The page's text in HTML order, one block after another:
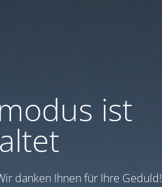
ist
danken Ihnen für Ihre Geduld!